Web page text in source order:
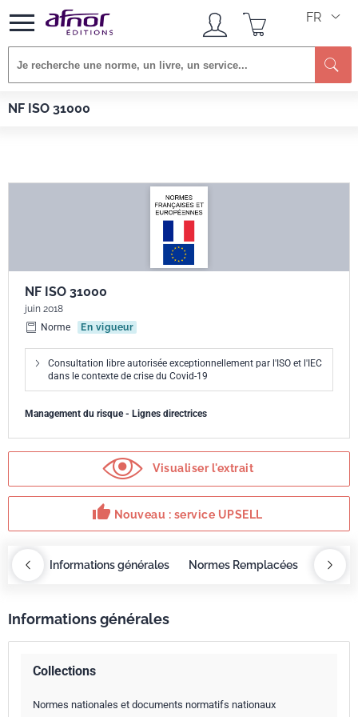
FR
NF ISO 31000
Afnor EDITIONS Normes
NF ISO 31000
juin 2018
Norme
En vigueur
Consultation libre autorisée exceptionnellement par l'ISO et l'IEC
dans le contexte de crise du Covid-19
Management du risque - Lignes directrices
Visualiser l'extrait
thumb_up Nouveau : service UPSELL
Informations générales Normes Remplacées
Informations générales
Collections
Normes nationales et documents normatifs nationaux